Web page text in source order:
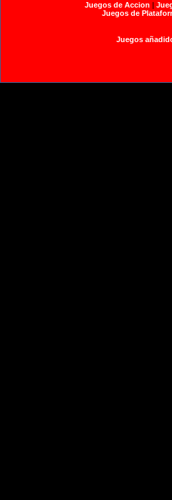
Juegos de Accion |
Juegos de
Juegos